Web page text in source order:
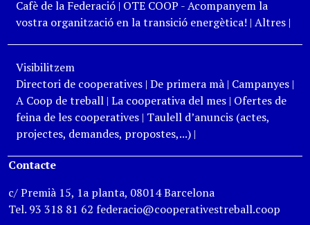
Cafè de la Federació| OTE COOP - Acompanyem la
vostra organització en la transició energètica! | Altres|
Visibilitzem
Directori de cooperatives| De primera mà| Campanyes|
A Coop de treball| La cooperativa del mes| Ofertes de
feina de les cooperatives| Taulell d’anuncis (actes,
projectes, demandes, propostes,...)|
Contacte
c/ Premià 15, 1a planta, 08014 Barcelona
Tel. 93 318 81 62 federacio@cooperativestreball.coop